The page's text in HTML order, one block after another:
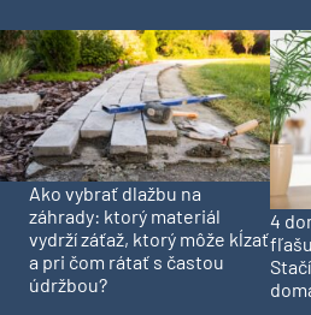
Ako vybrať dlažbu na
záhrady: ktorý materiál
vydrží záťaž, ktorý môže kĺzať
a pri čom rátať s častou
údržbou?
4